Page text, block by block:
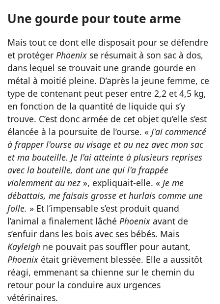
Une gourde pour toute arme
Mais tout ce dont elle disposait pour se défendre
et protéger Phoenix se résumait à son sac à dos,
dans lequel se trouvait une grande gourde en
métal à moitié pleine. D’après la jeune femme, ce
type de contenant peut peser entre 2,2 et 4,5 kg,
en fonction de la quantité de liquide qui s’y
trouve. C’est donc armée de cet objet qu’elle s’est
élancée à la poursuite de l’ourse. « J'ai commencé
à frapper l'ourse au visage et au nez avec mon sac
et ma bouteille. Je l'ai atteinte à plusieurs reprises
avec la bouteille, dont une qui l'a frappée
violemment au nez », expliquait-elle. « Je me
débattais, me faisais grosse et hurlais comme une
folle. » Et l’impensable s’est produit quand
l’animal a finalement lâché Phoenix avant de
s’enfuir dans les bois avec ses bébés. Mais
Kayleigh ne pouvait pas souffler pour autant,
Phoenix était grièvement blessée. Elle a aussitôt
réagi, emmenant sa chienne sur le chemin du
retour pour la conduire aux urgences
vétérinaires.